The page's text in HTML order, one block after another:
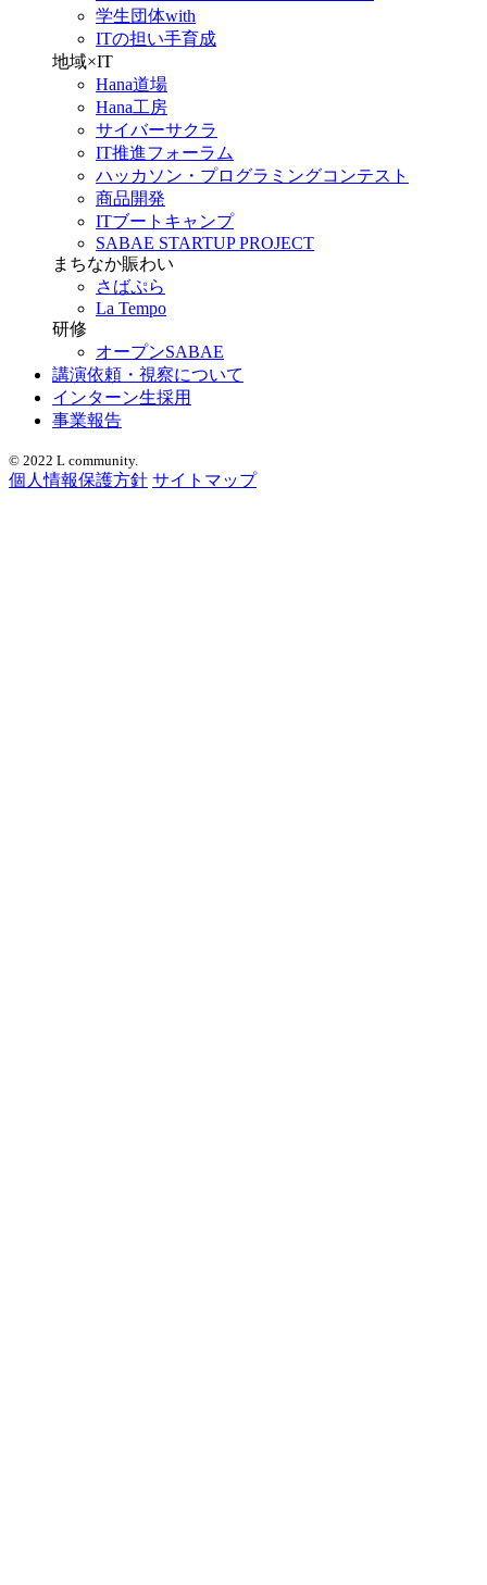
学生団体with
ITの担い手育成
地域×IT
Hana道場
Hana工房
サイバーサクラ
IT推進フォーラム
ハッカソン・プログラミングコンテスト
商品開発
ITブートキャンプ
SABAE STARTUP PROJECT
まちなか賑わい
さばぷら
La Tempo
研修
オープンSABAE
講演依頼・視察について
インターン生採用
事業報告
© 2022 L community.
個人情報保護方針 サイトマップ